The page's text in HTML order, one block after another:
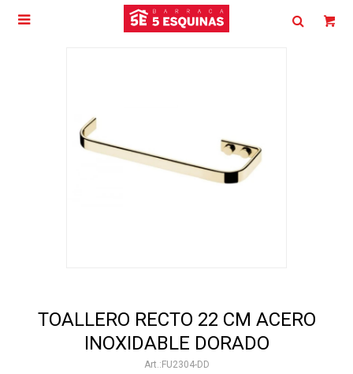

TOALLERO RECTO 22 CM ACERO
INOXIDABLE DORADO
FU2304-DD